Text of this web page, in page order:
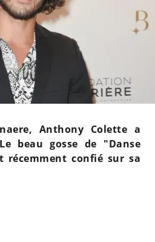
Anthony Colette a
beau gosse de "Danse
récemment confié sur sa